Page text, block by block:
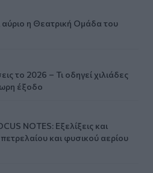
η Θεατρική Ομάδα του
το 2026 – Τι οδηγεί χιλιάδες
έξοδο
NOTES: Εξελίξεις και
και φυσικού αερίου